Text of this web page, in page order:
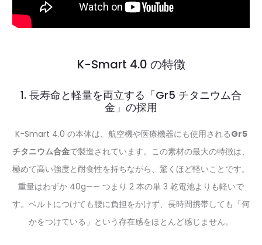
K-Smart 4.0 の特徴
1. 長寿命と軽量を両立する「Gr5 チタニウム合
金」の採用
K-Smart 4.0 の本体は、航空機や医療機器にも使用されるGr5
チタニウム合金で製造されています。この素材の最大の特徴は、
極めて高い強度と耐食性を持ちながら、驚くほど軽いことです。
重量はわずか 40g—— つまり 2 本の単 3 乾電池よりも軽いで
す。ベルトにつけても腰に負担をかけず、長時間携帯しても「何
かをつけている」という存在感をほとんど感じません。